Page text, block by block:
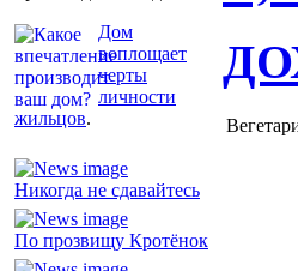
Дом
воплощает
черты
личности
жильцов.
Никогда не сдавайтесь
По прозвищу Кротёнок